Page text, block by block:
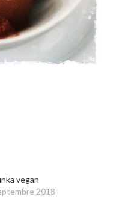
vegan
2018